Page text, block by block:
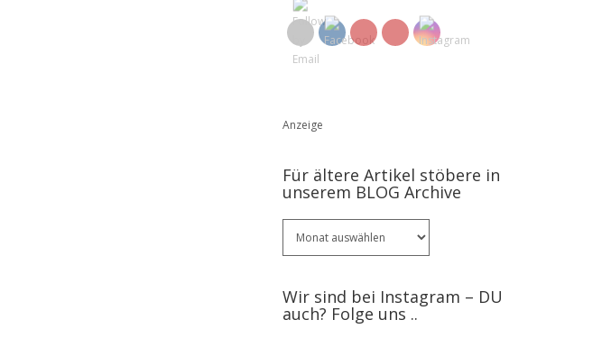
Anzeige
Für ältere Artikel stöbere in
unserem BLOG Archive
ältere
in
unserem
Wir sind bei Instagram – DU
auch? Folge uns ..